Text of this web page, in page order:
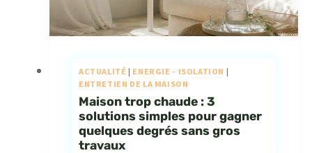
ACTUALITÉ | ENERGIE - ISOLATION |
ENTRETIEN DE LA MAISON
Maison trop chaude : 3
solutions simples pour gagner
quelques degrés sans gros
travaux